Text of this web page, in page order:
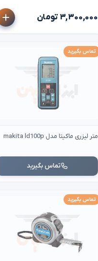
۳,۳۰۰,۰۰۰ تومان
تماس بگیرید
متر لیزری ماکیتا مدل makita ld100p
تماس بگیرید
تماس بگیرید